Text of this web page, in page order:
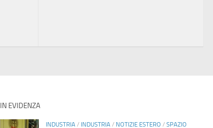
IN EVIDENZA
INDUSTRIA/ INDUSTRIA/ NOTIZIE ESTERO / SPAZIO